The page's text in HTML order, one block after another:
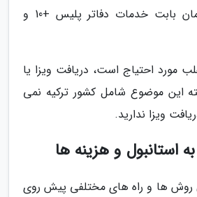
4- هزینه 29,300 تومان بابت خدمات دفاتر پلیس +10 و
مورد احتیاج است، دریافت ویزا یا
این موضوع شامل کشور ترکیه نمی
ویزا ندارید.
استانبول و هزینه ها
روش ها و راه های مختلفی پیش روی